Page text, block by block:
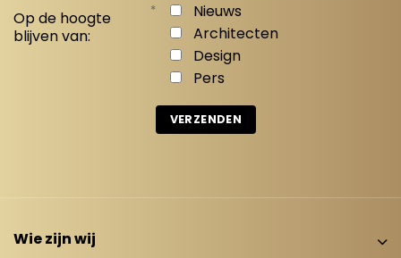
Op de hoogte
blijven van:
*
Nieuws
Architecten
Design
Pers
Wie zijn wij